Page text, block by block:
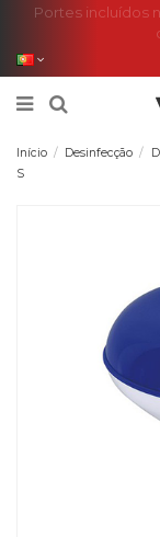
Portes incluídos
Início Desinfecção
S